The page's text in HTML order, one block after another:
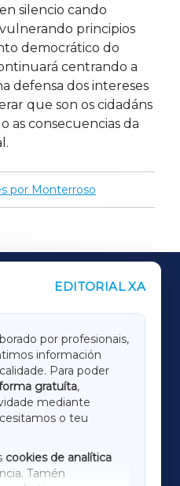
silencio cando
principios
democrático do
centrando a
defensa dos intereses
que son os cidadáns
as consecuencias da
por Monterroso
EDITORIAL XA
por profesionais,
información
Para poder
gratuíta,
mediante
o teu
cookies de analítica
Tamén